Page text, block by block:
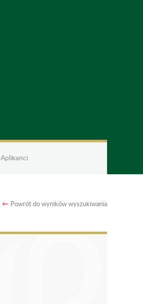
Aplikanci
Powrót do wyników wyszukiwania